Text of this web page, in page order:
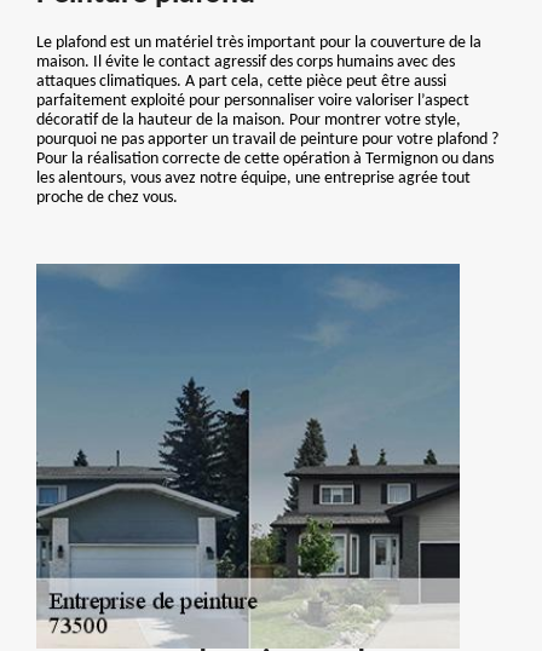
Le plafond est un matériel très important pour la couverture de la
maison. Il évite le contact agressif des corps humains avec des
attaques climatiques. A part cela, cette pièce peut être aussi
parfaitement exploité pour personnaliser voire valoriser l’aspect
décoratif de la hauteur de la maison. Pour montrer votre style,
pourquoi ne pas apporter un travail de peinture pour votre plafond ?
Pour la réalisation correcte de cette opération à Termignon ou dans
les alentours, vous avez notre équipe, une entreprise agrée tout
proche de chez vous.